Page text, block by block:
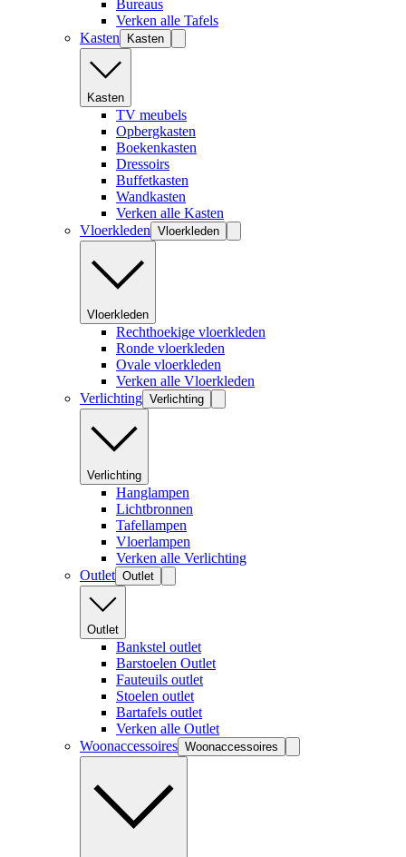
Bureaus
Verken alle Tafels
Kasten
Kasten
Kasten
TV meubels
Opbergkasten
Boekenkasten
Dressoirs
Buffetkasten
Wandkasten
Verken alle Kasten
Vloerkleden Vloerkleden
Vloerkleden
Rechthoekige vloerkleden
Ronde vloerkleden
Ovale vloerkleden
Verken alle Vloerkleden
Verlichting Verlichting
Verlichting
Hanglampen
Lichtbronnen
Tafellampen
Vloerlampen
Verken alle Verlichting
Outlet Outlet
Outlet
Bankstel outlet
Barstoelen Outlet
Fauteuils outlet
Stoelen outlet
Bartafels outlet
Verken alle Outlet
Woonaccessoires Woonaccessoires